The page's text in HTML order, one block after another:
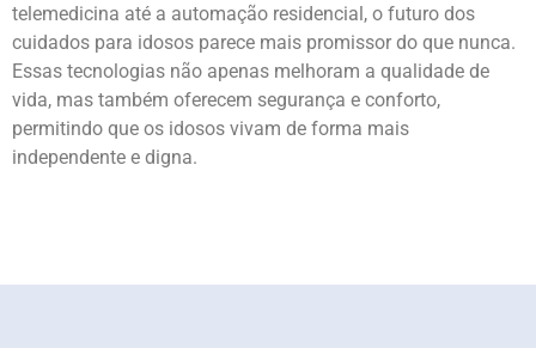
telemedicina até a automação residencial, o futuro dos
cuidados para idosos parece mais promissor do que nunca.
Essas tecnologias não apenas melhoram a qualidade de
vida, mas também oferecem segurança e conforto,
permitindo que os idosos vivam de forma mais
independente e digna.